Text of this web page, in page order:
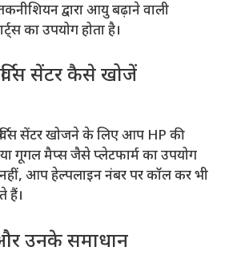
द्वारा आयु बढ़ाने वाली
का उपयोग होता है।
सेंटर कैसे खोजें
सेंटर खोजने के लिए आप HP की
गूगल मैप्स जैसे प्लेटफार्म का उपयोग
आप हेल्पलाइन नंबर पर कॉल कर भी
हैं।
उनके समाधान